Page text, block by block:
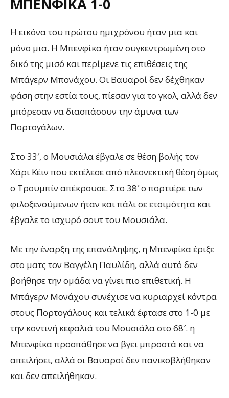
Η εικόνα του πρώτου ημιχρόνου ήταν μια και
μόνο μια. Η Μπενφίκα ήταν συγκεντρωμένη στο
δικό της μισό και περίμενε τις επιθέσεις της
Μπάγερν Μπονάχου. Οι Βαυαροί δεν δέχθηκαν
φάση στην εστία τους, πίεσαν για το γκολ, αλλά δεν
μπόρεσαν να διασπάσουν την άμυνα των
Πορτογάλων.
Στο 33′, ο Μουσιάλα έβγαλε σε θέση βολής τον
Χάρι Κέιν που εκτέλεσε από πλεονεκτική θέση όμως
ο Τρουμπίν απέκρουσε. Στο 38′ ο πορτιέρε των
φιλοξενούμενων ήταν και πάλι σε ετοιμότητα και
έβγαλε το ισχυρό σουτ του Μουσιάλα.
Με την έναρξη της επανάληψης, η Μπενφίκα έριξε
στο ματς τον Βαγγέλη Παυλίδη, αλλά αυτό δεν
βοήθησε την ομάδα να γίνει πιο επιθετική. Η
Μπάγερν Μονάχου συνέχισε να κυριαρχεί κόντρα
στους Πορτογάλους και τελικά έφτασε στο 1-0 με
την κοντινή κεφαλιά του Μουσιάλα στο 68′. η
Μπενφίκα προσπάθησε να βγει μπροστά και να
απειλήσει, αλλά οι Βαυαροί δεν πανικοβλήθηκαν
και δεν απειλήθηκαν.